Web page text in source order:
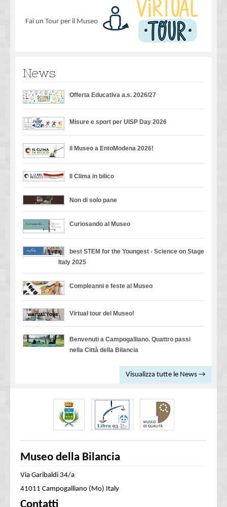
Fai un Tour per il Museo
News
Offerta Educativa a.s. 2026/27
Misure e sport per UISP Day 2026
il Museo a EntoModena 2026!
Il Clima in bilico
Non di solo pane
Curiosando al Museo
best STEM for the Youngest - Science on Stage
Italy 2025
Compleanni e feste al Museo
Virtual tour del Museo!
Benvenuti a Campogalliano. Quattro passi
nella Città della Bilancia
Visualizza tutte le News →
Museo della Bilancia
Via Garibaldi 34/a
41011 Campogalliano (Mo) Italy